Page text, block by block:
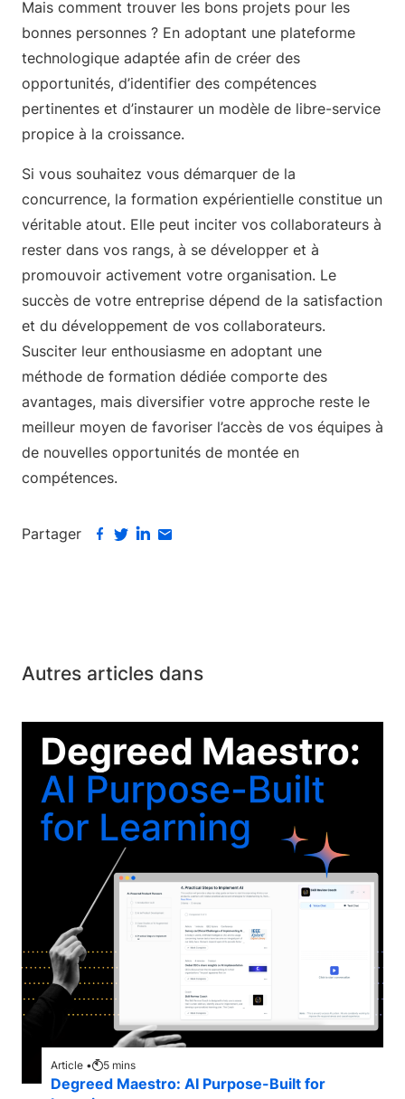
Mais comment trouver les bons projets pour les
bonnes personnes ? En adoptant une plateforme
technologique adaptée afin de créer des
opportunités, d’identifier des compétences
pertinentes et d’instaurer un modèle de libre-service
propice à la croissance.
Si vous souhaitez vous démarquer de la
concurrence, la formation expérientielle constitue un
véritable atout. Elle peut inciter vos collaborateurs à
rester dans vos rangs, à se développer et à
promouvoir activement votre organisation. Le
succès de votre entreprise dépend de la satisfaction
et du développement de vos collaborateurs.
Susciter leur enthousiasme en adoptant une
méthode de formation dédiée comporte des
avantages, mais diversifier votre approche reste le
meilleur moyen de favoriser l’accès de vos équipes à
de nouvelles opportunités de montée en
compétences.
Partager
Autres articles dans
Article • 5 mins
Degreed Maestro: AI Purpose-Built for